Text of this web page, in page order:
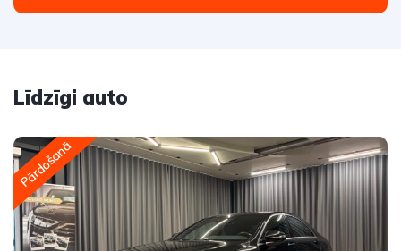
Līdzīgi auto
Pārdošanā